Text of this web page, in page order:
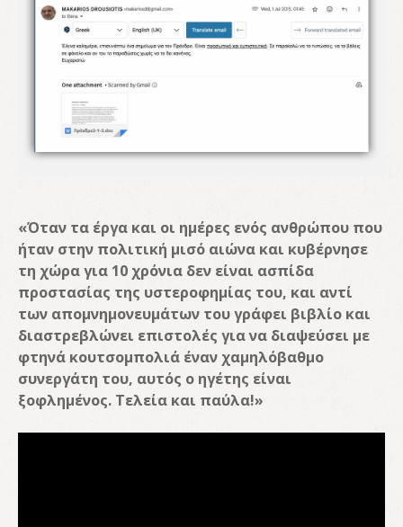
«Όταν τα έργα και οι ημέρες ενός ανθρώπου που
ήταν στην πολιτική μισό αιώνα και κυβέρνησε
τη χώρα για 10 χρόνια δεν είναι ασπίδα
προστασίας της υστεροφημίας του, και αντί
των απομνημονευμάτων του γράφει βιβλίο και
διαστρεβλώνει επιστολές για να διαψεύσει με
φτηνά κουτσομπολιά έναν χαμηλόβαθμο
συνεργάτη του, αυτός ο ηγέτης είναι
ξοφλημένος. Τελεία και παύλα!»